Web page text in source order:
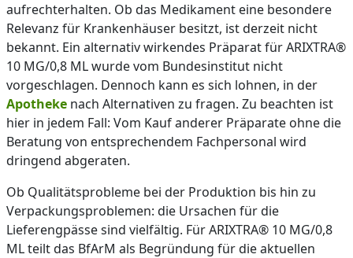
aufrechterhalten. Ob das Medikament eine besondere
Relevanz für Krankenhäuser besitzt, ist derzeit nicht
bekannt. Ein alternativ wirkendes Präparat für ARIXTRA®
10 MG/0,8 ML wurde vom Bundesinstitut nicht
vorgeschlagen. Dennoch kann es sich lohnen, in der
Apotheke nach Alternativen zu fragen. Zu beachten ist
hier in jedem Fall: Vom Kauf anderer Präparate ohne die
Beratung von entsprechendem Fachpersonal wird
dringend abgeraten.
Ob Qualitätsprobleme bei der Produktion bis hin zu
Verpackungsproblemen: die Ursachen für die
Lieferengpässe sind vielfältig. Für ARIXTRA® 10 MG/0,8
ML teilt das BfArM als Begründung für die aktuellen